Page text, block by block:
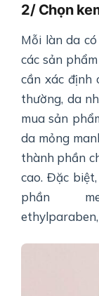
2/ Chọn
Mỗi làn da
các sản
cần xác định
thường, da
mua sản
da mỏng
thành phần
cao. Đặc
phần